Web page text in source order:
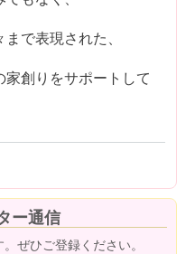
で表現された、
創りをサポートして
ー通信
ぜひご登録ください。